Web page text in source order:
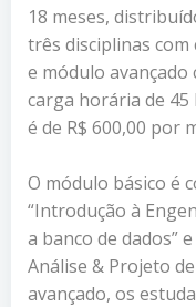
18 meses,
três disciplinas com
e módulo avançado
carga horária de 45
é de R$ 600,00 por
O módulo básico é
“Introdução à
a banco de dados”
Análise & Projeto
avançado, os